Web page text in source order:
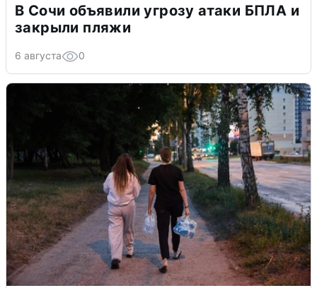
В Сочи объявили угрозу атаки БПЛА и
закрыли пляжи
6 августа 0